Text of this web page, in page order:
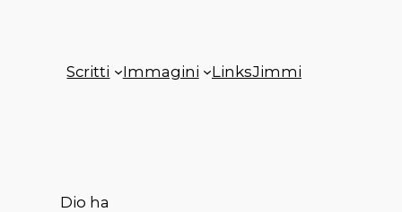
Scritti Immagini LinksJimmi
Dio ha